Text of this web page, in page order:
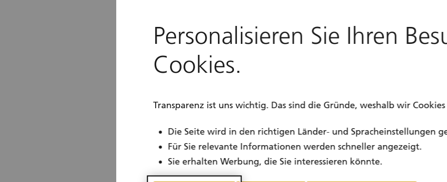
Personalisieren Sie Ihren
Cookies.
Transparenz ist uns wichtig. Das sind die Gründe, weshalb wir
Die Seite wird in den richtigen Länder- und Spracheinstellungen
Für Sie relevante Informationen werden schneller angezeigt.
Sie erhalten Werbung, die Sie interessieren könnte.